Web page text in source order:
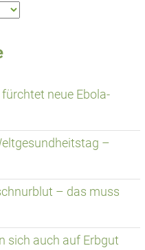
neue Ebola-
–
– das muss
sich auch auf Erbgut